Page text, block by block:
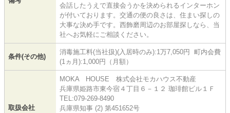
会話したうえで直接会うかを決められるインターホン
が付いております。交通の便の良さは、住まい探しの
大事な決め手です。西飾磨周辺のお部屋探しなら、当
社へお気軽にご相談ください。
条件(その他)
消毒施工料(当社扱)(入居時のみ):1万7,050円 町内会費
(1ヵ月):1,000円（月額）
取扱会社
MOKA HOUSE 株式会社モカハウス不動産
兵庫県姫路市東今宿４丁目６－１２ 珈琲館ビル１Ｆ
TEL:079-269-8490
兵庫県知事 (2) 第451652号